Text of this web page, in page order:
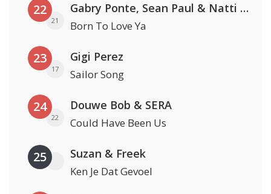
22
21
Gabry Ponte, Sean Paul & Natti Natasha
Born To Love Ya
23
17
Gigi Perez
Sailor Song
24
22
Douwe Bob & SERA
Could Have Been Us
25 Suzan & Freek
Ken Je Dat Gevoel